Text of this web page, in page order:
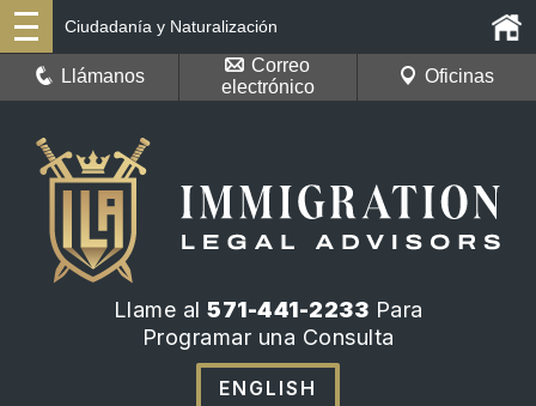
Llame al 571-441-2233 Para
Programar una Consulta
ENGLISH
Ciudadanía y Naturalización
Llámanos
Correo
electrónico
Oficinas